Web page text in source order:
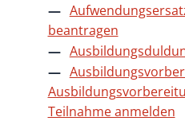
beantragen
Teilnahme anmelden